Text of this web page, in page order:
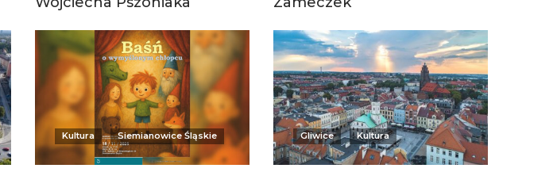
Kultura Siemianowice Śląskie Gliwice Kultura